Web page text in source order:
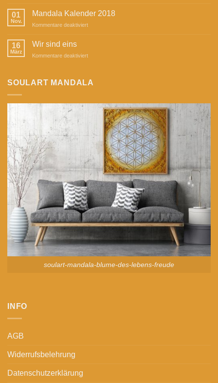
„Herzstück“
Healing
01
Nov.
Mandala Kalender 2018
Kommentare deaktiviertfür
16
März
Wir sind eins
Kommentare deaktiviertfür
eins
SOULART MANDALA
soulart-mandala-blume-des-lebens-freude
INFO
AGB
Widerrufsbelehrung
Datenschutzerklärung